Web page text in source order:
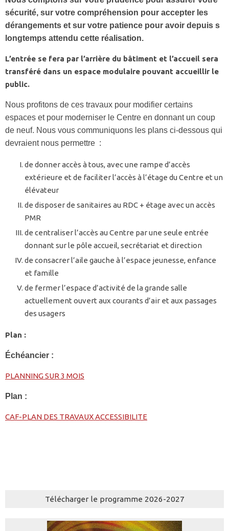
sécurité, sur votre compréhension pour accepter les
dérangements et sur votre patience pour avoir depuis s
longtemps attendu cette réalisation.
L’entrée se fera par l’arrière du bâtiment et l’accueil sera
transféré dans un espace modulaire pouvant accueillir le
public.
Nous profitons de ces travaux pour modifier certains
espaces et pour moderniser le Centre en donnant un coup
de neuf. Nous vous communiquons les plans ci-dessous qui
devraient nous permettre :
de donner accès à tous, avec une rampe d’accès
extérieure et de faciliter l’accès à l’étage du Centre et un
élévateur
de disposer de sanitaires au RDC + étage avec un accès
PMR
de centraliser l’accès au Centre par une seule entrée
donnant sur le pôle accueil, secrétariat et direction
de consacrer l’aile gauche à l’espace jeunesse, enfance
et famille
de fermer l’espace d’activité de la grande salle
actuellement ouvert aux courants d’air et aux passages
des usagers
Plan :
Échéancier :
PLANNING SUR 3 MOIS
Plan :
CAF-PLAN DES TRAVAUX ACCESSIBILITE
Télécharger le programme 2026-2027